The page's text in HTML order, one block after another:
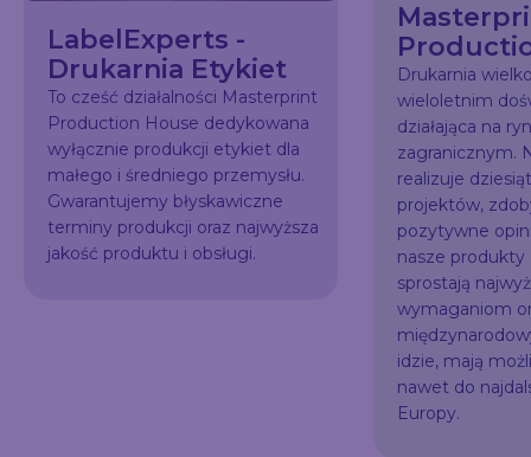
LabelExperts -
Drukarnia Etykiet
To cześć działalności Masterprint
Production House dedykowana
wyłącznie produkcji etykiet dla
małego i średniego przemysłu.
Gwarantujemy błyskawiczne
terminy produkcji oraz najwyższa
jakość produktu i obsługi.
Drukarnia
wieloletnim
działająca na
zagranicznym.
realizuje
projektów,
pozytywne
nasze
sprostają
wymaganiom
idzie, mają
nawet do
Europy.